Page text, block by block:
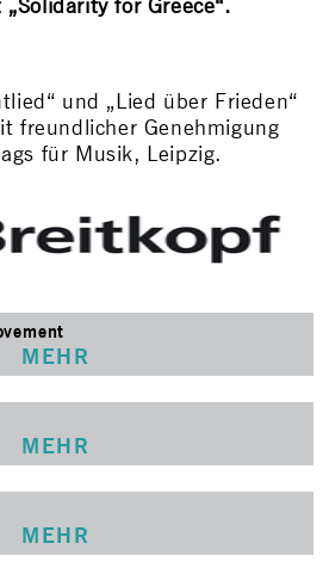
„Solidarity for Greece“.
und „Lied über Frieden“
freundlicher Genehmigung
für Musik, Leipzig.
MEHR
MEHR
MEHR